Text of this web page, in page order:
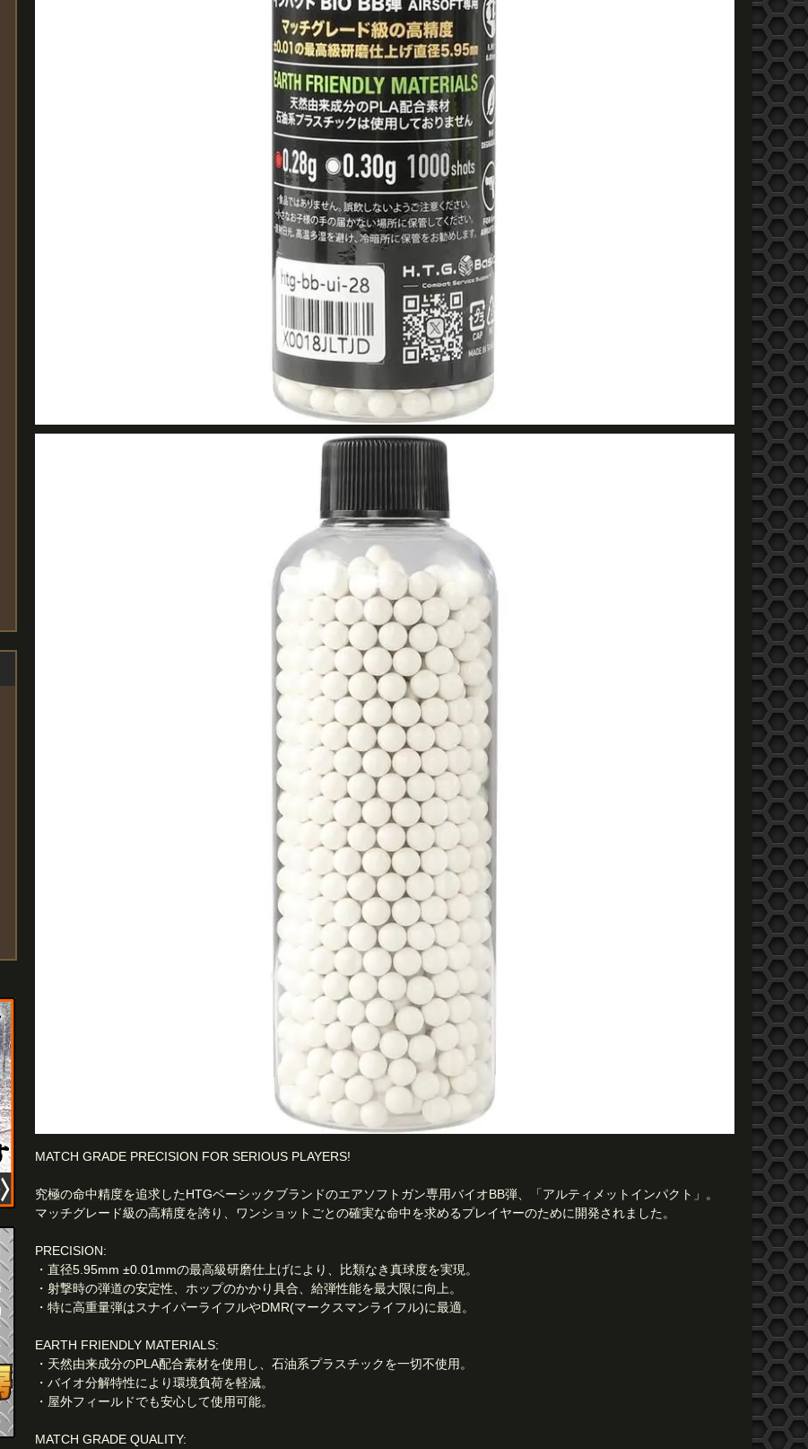
MATCH GRADE PRECISION FOR SERIOUS PLAYERS!
究極の命中精度を追求したHTGベーシックブランドのエアソフトガン専用バイオBB弾、「アルティメットインパクト」。
マッチグレード級の高精度を誇り、ワンショットごとの確実な命中を求めるプレイヤーのために開発されました。
PRECISION:
・直径5.95mm ±0.01mmの最高級研磨仕上げにより、比類なき真球度を実現。
・射撃時の弾道の安定性、ホップのかかり具合、給弾性能を最大限に向上。
・特に高重量弾はスナイパーライフルやDMR(マークスマンライフル)に最適。
EARTH FRIENDLY MATERIALS:
・天然由来成分のPLA配合素材を使用し、石油系プラスチックを一切不使用。
・バイオ分解特性により環境負荷を軽減。
・屋外フィールドでも安心して使用可能。
MATCH GRADE QUALITY: